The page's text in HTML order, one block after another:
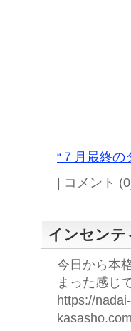
“７月最終の
| コメント
インセンテ
今日から本
まった感じ
https://nadai-